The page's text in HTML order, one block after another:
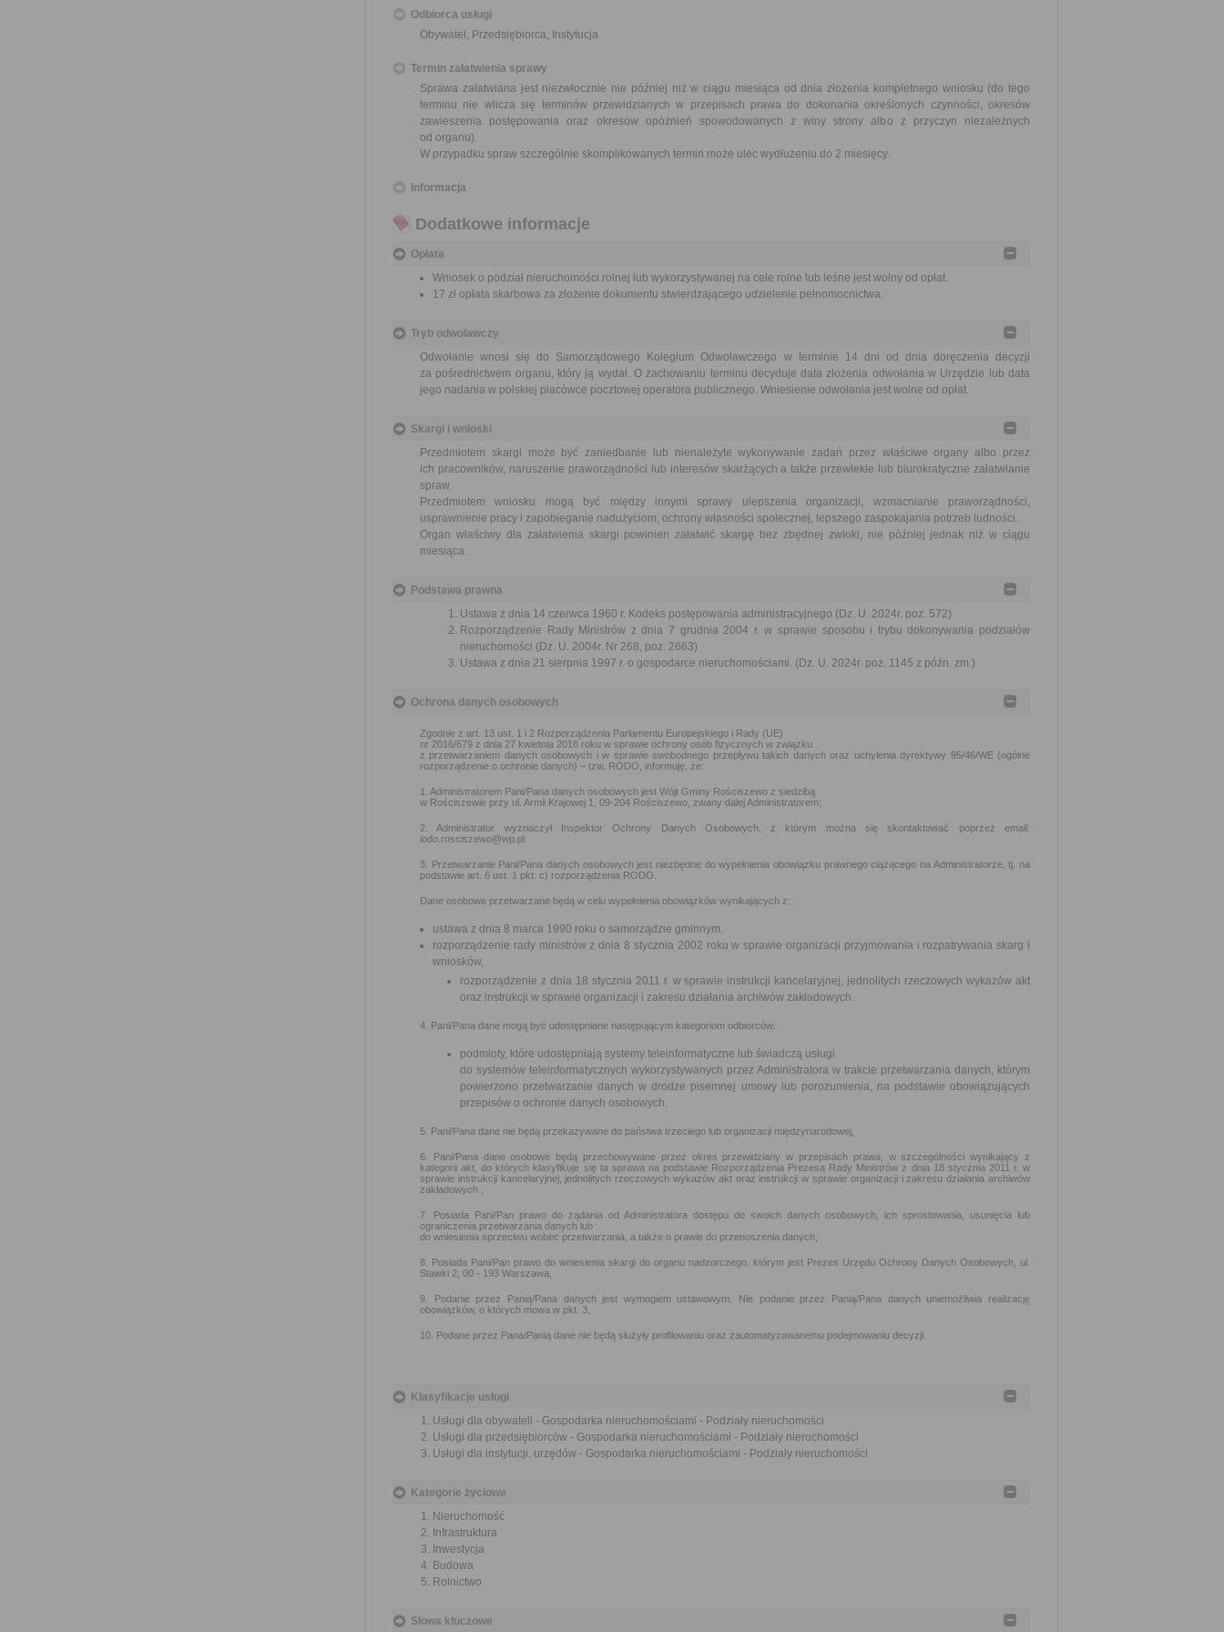
Odbiorca usługi
Obywatel, Przedsiębiorca, Instytucja
Termin załatwienia sprawy
Sprawa załatwiana jest niezwłocznie nie później niż w ciągu miesiąca od dnia złożenia kompletnego wniosku (do tego
terminu nie wlicza się terminów przewidzianych w przepisach prawa do dokonania określonych czynności, okresów
zawieszenia postępowania oraz okresów opóźnień spowodowanych z winy strony albo z przyczyn niezależnych
od organu).
W przypadku spraw szczególnie skomplikowanych termin może ulec wydłużeniu do 2 miesięcy.
Informacja
Dodatkowe informacje
Opłata
Wniosek o podział nieruchomości rolnej lub wykorzystywanej na cele rolne lub leśne jest wolny od opłat.
17 zł opłata skarbowa za złożenie dokumentu stwierdzającego udzielenie pełnomocnictwa.
Tryb odwoławczy
Odwołanie wnosi się do Samorządowego Kolegium Odwoławczego w terminie 14 dni od dnia doręczenia decyzji
za pośrednictwem organu, który ją wydał. O zachowaniu terminu decyduje data złożenia odwołania w Urzędzie lub data
jego nadania w polskiej placówce pocztowej operatora publicznego. Wniesienie odwołania jest wolne od opłat.
Skargi i wnioski
Przedmiotem skargi może być zaniedbanie lub nienależyte wykonywanie zadań przez właściwe organy albo przez
ich pracowników, naruszenie praworządności lub interesów skarżących a także przewlekłe lub biurokratyczne załatwianie
spraw.
Przedmiotem wniosku mogą być między innymi sprawy ulepszenia organizacji, wzmacnianie praworządności,
usprawnienie pracy i zapobieganie nadużyciom, ochrony własności społecznej, lepszego zaspokajania potrzeb ludności.
Organ właściwy dla załatwienia skargi powinien załatwić skargę bez zbędnej zwłoki, nie później jednak niż w ciągu
miesiąca.
Podstawa prawna
Ustawa z dnia 14 czerwca 1960 r. Kodeks postępowania administracyjnego (Dz. U. 2024r. poz. 572)
Rozporządzenie Rady Ministrów z dnia 7 grudnia 2004 r. w sprawie sposobu i trybu dokonywania podziałów
nieruchomości (Dz. U. 2004r. Nr 268, poz. 2663)
Ustawa z dnia 21 sierpnia 1997 r. o gospodarce nieruchomościami. (Dz. U. 2024r. poz. 1145 z późn. zm.)
Ochrona danych osobowych
Zgodnie z art. 13 ust. 1 i 2 Rozporządzenia Parlamentu Europejskiego i Rady (UE)
nr 2016/679 z dnia 27 kwietnia 2016 roku w sprawie ochrony osób fizycznych w związku
z przetwarzaniem danych osobowych i w sprawie swobodnego przepływu takich danych oraz uchylenia dyrektywy 95/46/WE (ogólne
rozporządzenie o ochronie danych) – tzw. RODO, informuję, że:
1. Administratorem Pani/Pana danych osobowych jest Wójt Gminy Rościszewo z siedzibą
w Rościszewie przy ul. Armii Krajowej 1, 09-204 Rościszewo, zwany dalej Administratorem;
2. Administrator wyznaczył Inspektor Ochrony Danych Osobowych, z którym można się skontaktować poprzez email:
iodo.rosciszewo@wp.pl
3. Przetwarzanie Pani/Pana danych osobowych jest niezbędne do wypełnienia obowiązku prawnego ciążącego na Administratorze, tj. na
podstawie art. 6 ust. 1 pkt. c) rozporządzenia RODO.
Dane osobowe przetwarzane będą w celu wypełnienia obowiązków wynikających z:
ustawa z dnia 8 marca 1990 roku o samorządzie gminnym,
rozporządzenie rady ministrów z dnia 8 stycznia 2002 roku w sprawie organizacji przyjmowania i rozpatrywania skarg i
wniosków,
rozporządzenie z dnia 18 stycznia 2011 r. w sprawie instrukcji kancelaryjnej, jednolitych rzeczowych wykazów akt
oraz instrukcji w sprawie organizacji i zakresu działania archiwów zakładowych.
4. Pani/Pana dane mogą być udostępniane następującym kategoriom odbiorców:
podmioty, które udostępniają systemy teleinformatyczne lub świadczą usługi
do systemów teleinformatycznych wykorzystywanych przez Administratora w trakcie przetwarzania danych, którym
powierzono przetwarzanie danych w drodze pisemnej umowy lub porozumienia, na podstawie obowiązujących
przepisów o ochronie danych osobowych,
5. Pani/Pana dane nie będą przekazywane do państwa trzeciego lub organizacji międzynarodowej,
6. Pani/Pana dane osobowe będą przechowywane przez okres przewidziany w przepisach prawa, w szczególności wynikający z
kategorii akt, do których klasyfikuje się ta sprawa na podstawie Rozporządzenia Prezesa Rady Ministrów z dnia 18 stycznia 2011 r. w
sprawie instrukcji kancelaryjnej, jednolitych rzeczowych wykazów akt oraz instrukcji w sprawie organizacji i zakresu działania archiwów
zakładowych ,
7. Posiada Pani/Pan prawo do żądania od Administratora dostępu do swoich danych osobowych, ich sprostowania, usunięcia lub
ograniczenia przetwarzania danych lub
do wniesienia sprzeciwu wobec przetwarzania, a także o prawie do przenoszenia danych,
8. Posiada Pani/Pan prawo do wniesienia skargi do organu nadzorczego, którym jest Prezes Urzędu Ochrony Danych Osobowych, ul.
Stawki 2, 00 - 193 Warszawa,
9. Podanie przez Panią/Pana danych jest wymogiem ustawowym. Nie podanie przez Panią/Pana danych uniemożliwia realizację
obowiązków, o których mowa w pkt. 3,
10. Podane przez Pana/Panią dane nie będą służyły profilowaniu oraz zautomatyzowanemu podejmowaniu decyzji.
Klasyfikacje usługi
Usługi dla obywateli - Gospodarka nieruchomościami - Podziały nieruchomości
Usługi dla przedsiębiorców - Gospodarka nieruchomościami - Podziały nieruchomości
Usługi dla instytucji, urzędów - Gospodarka nieruchomościami - Podziały nieruchomości
Kategorie życiowe
Nieruchomość
Infrastruktura
Inwestycja
Budowa
Rolnictwo
Słowa kluczowe